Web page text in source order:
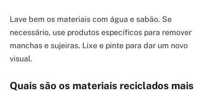
Lave bem os materiais com água e sabão. Se
necessário, use produtos específicos para remover
manchas e sujeiras. Lixe e pinte para dar um novo
visual.
Quais são os materiais reciclados mais